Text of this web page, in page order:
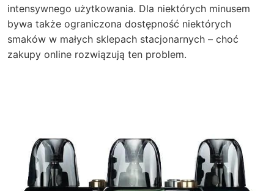
intensywnego użytkowania. Dla niektórych minusem
bywa także ograniczona dostępność niektórych
smaków w małych sklepach stacjonarnych – choć
zakupy online rozwiązują ten problem.